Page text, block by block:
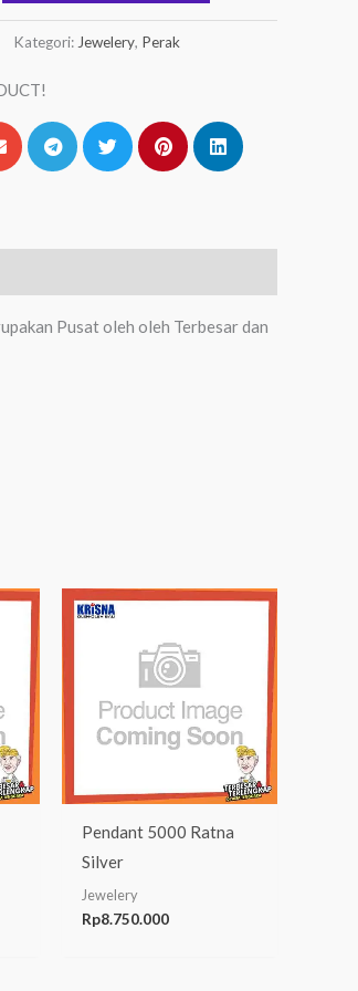
Kategori: Jewelery, Perak
Pusat oleh oleh Terbesar dan
Pendant 5000 Ratna
Silver
Jewelery
Rp8.750.000